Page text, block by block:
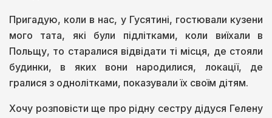
Пригадую, коли в нас, у Гусятині, гостювали кузени
мого тата, які були підлітками, коли виїхали в
Польщу, то старалися відвідати ті місця, де стояли
будинки, в яких вони народилися, локації, де
гралися з однолітками, показували їх своїм дітям.
Хочу розповісти ще про рідну сестру дідуся Гелену